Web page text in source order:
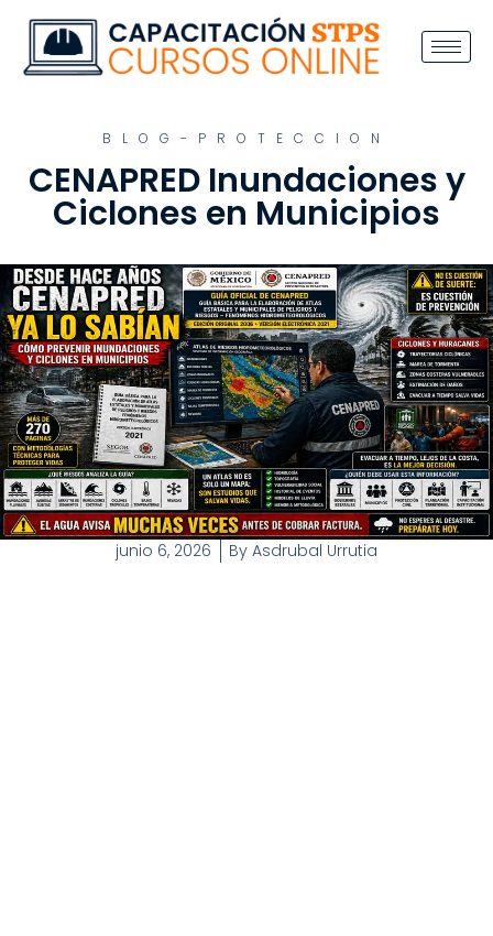
BLOG-PROTECCION
CENAPRED Inundaciones y
Ciclones en Municipios
junio 6, 2026 By Asdrubal Urrutia